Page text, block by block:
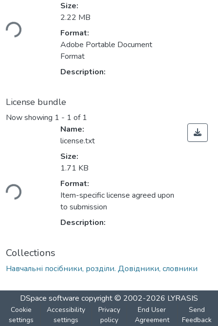
Size:
2.22 MB
Format:
Adobe Portable Document
Format
Description:
License bundle
Now showing 1 - 1 of 1
Name:
license.txt
Size:
1.71 KB
Format:
Item-specific license agreed upon
to submission
Description:
Collections
Навчальні посібники, розділи. Довідники, словники
DSpace software copyright © 2002-2026 LYRASIS
Cookie
settings
Accessibility
settings
Privacy
policy
End User
Agreement
Send
Feedback